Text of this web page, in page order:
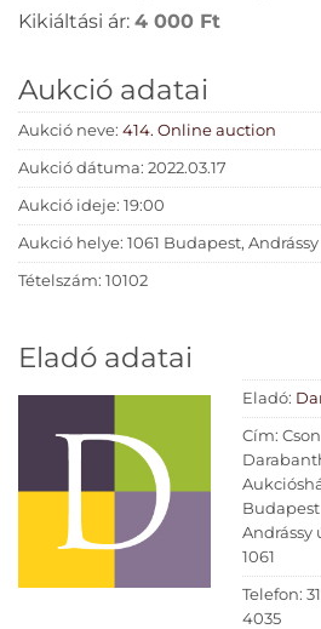
Kikiáltási ár: 4 000 Ft
Aukció adatai
Aukció neve: 414. Online auction
Aukció dátuma: 2022.03.17
Aukció ideje: 19:00
Aukció helye: 1061 Budapest, Andrássy
Tételszám: 10102
Eladó adatai
Eladó:
Cím:
Budapest
Andrássy
1061
Telefon:
4035